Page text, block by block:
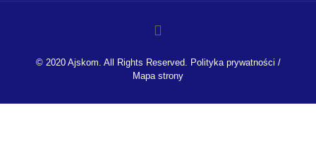
© 2020 Ajskom. All Rights Reserved. Polityka prywatności /
Mapa strony